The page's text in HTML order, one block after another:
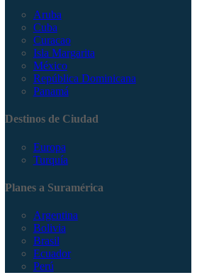
Aruba
Cuba
Curacao
Isla Margarita
México
República Dominicana
Panamá
Destinos de Ciudad
Europa
Turquía
Planes a Suramérica
Argentina
Bolivia
Brasil
Ecuador
Perú